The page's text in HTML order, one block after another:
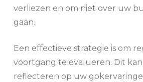
verliezen en om niet over uw
gaan.
Een effectieve strategie is om
voortgang te evalueren. Dit
reflecteren op uw